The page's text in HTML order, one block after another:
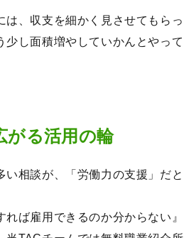
は、収支を細かく見させてもらっ
し面積増やしていかんとやって
がる活用の輪
相談が、「労働力の支援」だと
ば雇用できるのか分からない』